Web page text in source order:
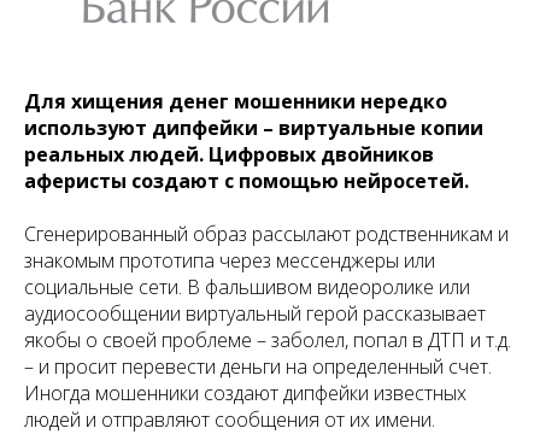
Для хищения денег мошенники нередко
используют дипфейки – виртуальные копии
реальных людей. Цифровых двойников
аферисты создают с помощью нейросетей.
Сгенерированный образ рассылают родственникам и
знакомым прототипа через мессенджеры или
социальные сети. В фальшивом видеоролике или
аудиосообщении виртуальный герой рассказывает
якобы о своей проблеме – заболел, попал в ДТП и т.д.
– и просит перевести деньги на определенный счет.
Иногда мошенники создают дипфейки известных
людей и отправляют сообщения от их имени.